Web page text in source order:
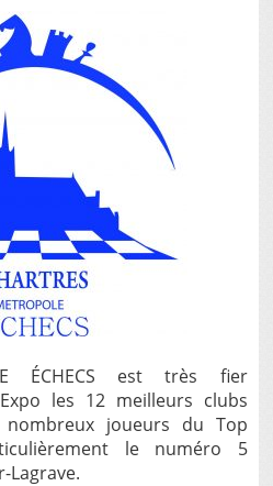
ÉCHECS est très fier
les 12 meilleurs clubs
joueurs du Top
le numéro 5
Lagrave.